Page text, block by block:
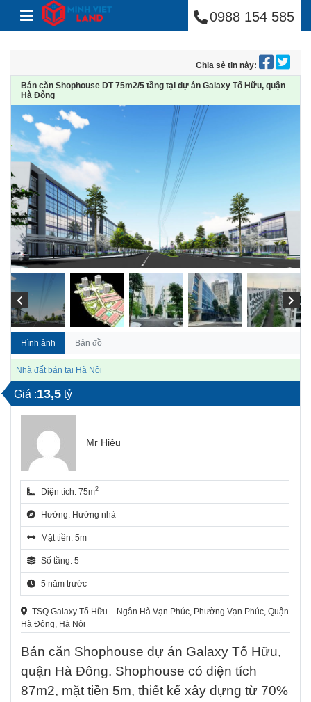
Skip to content Minh Việt Land0988 154 585
Chia sẻ tin này:
Bán căn Shophouse DT 75m2/5 tầng tại dự án Galaxy Tố Hữu, quận
Hà Đông
Hình ảnh Bản đồ
Nhà đất bán tại Hà Nội
Giá :13,5 tỷ
Mr Hiệu
Diện tích: 75m2
Hướng: Hướng nhà
Mặt tiền: 5m
Số tầng: 5
5 năm trước
TSQ Galaxy Tố Hữu – Ngân Hà Vạn Phúc, Phường Vạn Phúc, Quận
Hà Đông, Hà Nội
Bán căn Shophouse dự án Galaxy Tố Hữu,
quận Hà Đông. Shophouse có diện tích
87m2, mặt tiền 5m, thiết kế xây dựng từ 70%